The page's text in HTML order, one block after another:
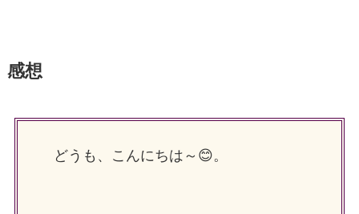
感想
どうも、こんにちは～😊。